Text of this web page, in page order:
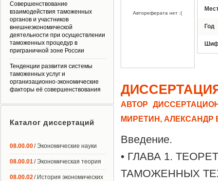
Автореферата нет :(
Год
АВТОР
МИРЕТИН, АЛЕКСАНДР
Введение.
• ГЛАВА 1.
ТАМОЖЕННЫХ
Совершенствование
взаимодействия таможенных
органов и участников
внешнеэкономической
деятельности при осуществлении
таможенных процедур в
приграничной зоне России
Тенденции развития системы
таможенных услуг и
организационно-экономические
факторы её совершенствования
Каталог диссертаций
08.00.00/ Экономические науки
08.00.01/ Экономическая теория
08.00.02/ История экономических